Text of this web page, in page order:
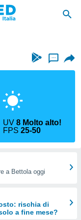
...
UV8 Molto alto!
FPS25-50
a Bettola oggi
rischia di
a fine mese?